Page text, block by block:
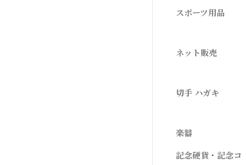
スポーツ用品
ネット販売
切手 ハガキ
楽器
記念硬貨・記念コ